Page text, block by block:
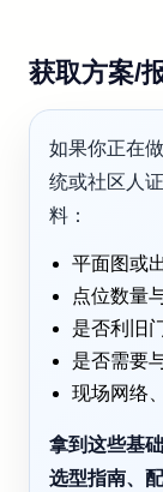
获取方案/
如果你正在
统或社区人
料：
平面图或
点位数量
是否利旧
是否需要
现场网络
拿到这些基
选型指南、